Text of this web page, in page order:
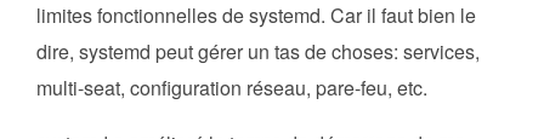
limites fonctionnelles de systemd. Car il faut bien le
dire, systemd peut gérer un tas de choses: services,
multi-seat, configuration réseau, pare-feu, etc.